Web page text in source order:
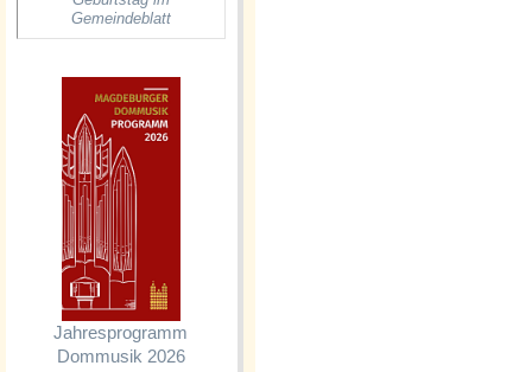
Gemeindeblatt
Jahresprogramm
Dommusik 2026